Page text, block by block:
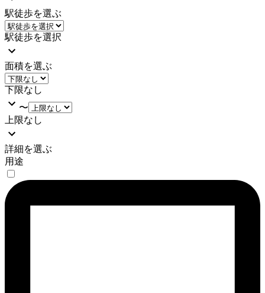
駅徒歩を選ぶ
駅徒歩を選択
面積を選ぶ
下限なし
〜
上限なし
詳細を選ぶ
用途